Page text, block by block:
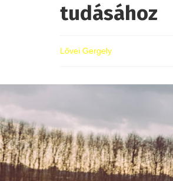
tudásához
Lővei Gergely